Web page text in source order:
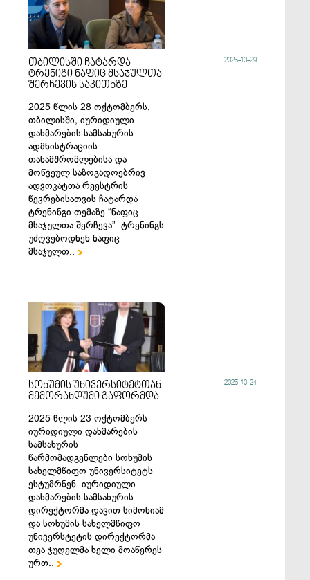
თბილისში ჩატარდა
ტრენიგი ნაფიც მსაჯულთა
შერჩევის საკითხზე
2025 წლის 28 ოქტომბერს,
თბილისში, იურიდიული
დახმარების სამსახურის
ადმნისტრაციის
თანამშრომლებისა და
მოწვეულ საზოგადოებრივ
ადვოკატთა რეესტრის
წევრებისათვის ჩატარდა
ტრენინგი თემაზე “ნაფიც
მსაჯულთა შერჩევა”. ტრენინგს
უძღვებოდნენ ნაფიც
მსაჯულთ..
2025-10-29
სოხუმის უნივერსიტეტთან
მემორანდუმი გაფორმდა
2025 წლის 23 ოქტომბერს
იურიდიული დახმარების
სამსახურის
წარმომადგენლები სოხუმის
სახელმწიფო უნივერსიტეტს
ესტუმრნენ. იურიდიული
დახმარების სამსახურის
დირექტორმა დავით სიმონიამ
და სოხუმის სახელმწიფო
უნივერსტეტის დირექტორმა
თეა ჯუღელმა ხელი მოაწერეს
ურთ..
2025-10-24